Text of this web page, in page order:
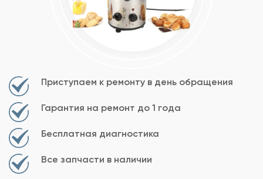
Приступаем к ремонту в день обращения
Гарантия на ремонт до 1 года
Бесплатная диагностика
Все запчасти в наличии